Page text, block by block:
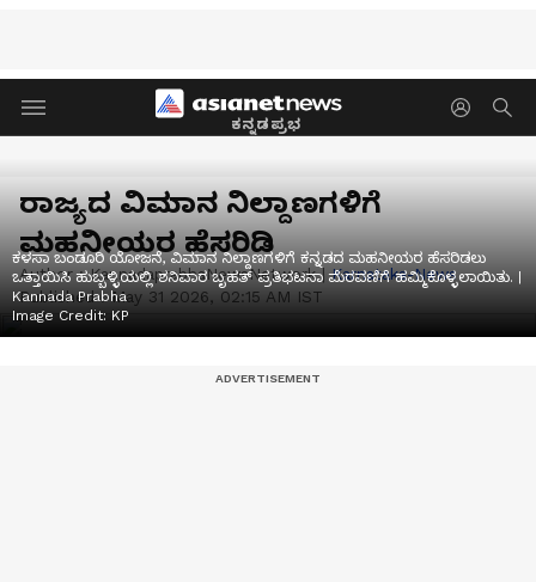
ಕನ್ನಡಪ್ರಭ
ರಾಜ್ಯದ ವಿಮಾನ ನಿಲ್ದಾಣಗಳಿಗೆ
ಮಹನೀಯರ ಹೆಸರಿಡಿ
Author :KannadaprabhaNewsNetwork|Karnataka-News
Published :May 31 2026, 02:15 AM IST
ಕಳಸಾ ಬಂಡೂರಿ ಯೋಜನೆ, ವಿಮಾನ ನಿಲ್ದಾಣಗಳಿಗೆ ಕನ್ನಡದ ಮಹನೀಯರ ಹೆಸರಿಡಲು
ಒತ್ತಾಯಿಸಿ ಹುಬ್ಬಳ್ಳಿಯಲ್ಲಿ ಶನಿವಾರ ಬೃಹತ್‌ ಪ್ರತಿಭಟನಾ ಮೆರವಣಿಗೆ ಹಮ್ಮಿಕೊಳ್ಳಲಾಯಿತು. |
Kannada Prabha
Image Credit: KP